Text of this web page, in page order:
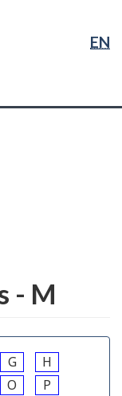
»
EN
- M
G
H
O
P